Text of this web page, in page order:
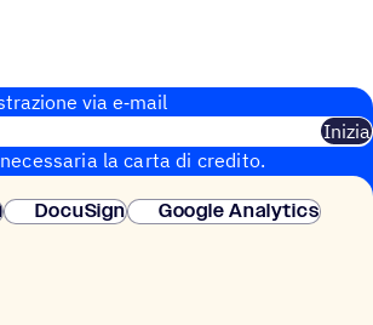
via e‑mail
Inizia
la carta di credito.
DocuSign
Google Analytics